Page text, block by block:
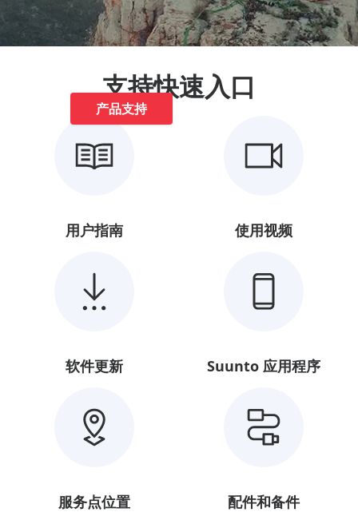
产品支持
支持快速入口
用户指南 使用视频
软件更新 Suunto 应用程序
服务点位置 配件和备件